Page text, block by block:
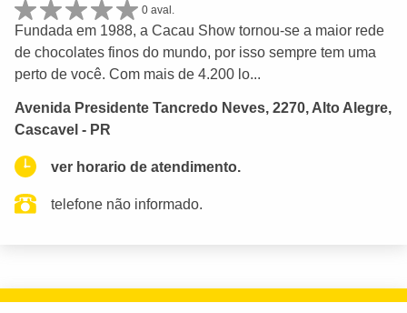
0 aval.
Fundada em 1988, a Cacau Show tornou-se a maior rede
de chocolates finos do mundo, por isso sempre tem uma
perto de você. Com mais de 4.200 lo...
Avenida Presidente Tancredo Neves, 2270, Alto Alegre,
Cascavel - PR
ver horario de atendimento.
telefone não informado.